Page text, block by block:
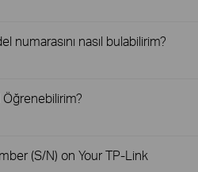
numarasını nasıl bulabilirim?
Öğrenebilirim?
(S/N) on Your TP-Link